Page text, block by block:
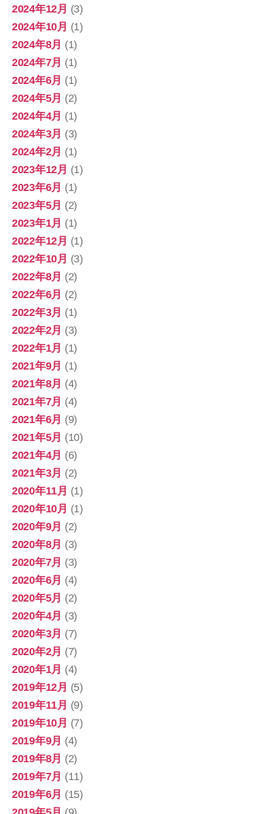
2024年12月 (3)
2024年10月 (1)
2024年8月 (1)
2024年7月 (1)
2024年6月 (1)
2024年5月 (2)
2024年4月 (1)
2024年3月 (3)
2024年2月 (1)
2023年12月 (1)
2023年6月 (1)
2023年5月 (2)
2023年1月 (1)
2022年12月 (1)
2022年10月 (3)
2022年8月 (2)
2022年6月 (2)
2022年3月 (1)
2022年2月 (3)
2022年1月 (1)
2021年9月 (1)
2021年8月 (4)
2021年7月 (4)
2021年6月 (9)
2021年5月 (10)
2021年4月 (6)
2021年3月 (2)
2020年11月 (1)
2020年10月 (1)
2020年9月 (2)
2020年8月 (3)
2020年7月 (3)
2020年6月 (4)
2020年5月 (2)
2020年4月 (3)
2020年3月 (7)
2020年2月 (7)
2020年1月 (4)
2019年12月 (5)
2019年11月 (9)
2019年10月 (7)
2019年9月 (4)
2019年8月 (2)
2019年7月 (11)
2019年6月 (15)